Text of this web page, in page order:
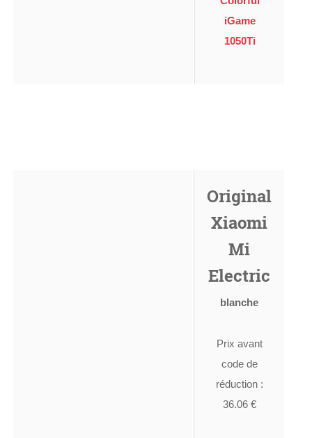
iGame
1050Ti
Original
Xiaomi
Mi
Electric
blanche
Prix avant
code de
réduction :
36.06 €